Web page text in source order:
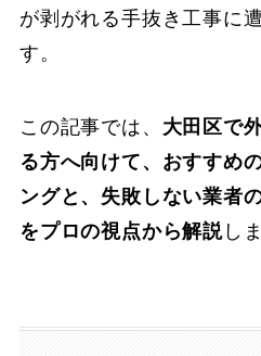
が剥がれる手抜き工事に
す。
この記事では、 大田区で
る方へ向けて、おすすめ
ングと、失敗しない業者
をプロの視点から解説し